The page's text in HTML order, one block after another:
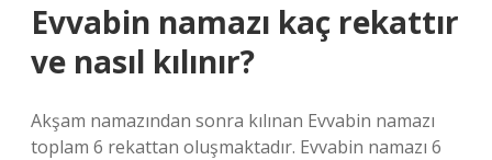
Evvabin namazı kaç rekattır
ve nasıl kılınır?
Akşam namazından sonra kılınan Evvabin namazı
toplam 6 rekattan oluşmaktadır. Evvabin namazı 6